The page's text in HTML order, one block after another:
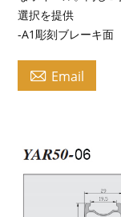
選択を提供
-A1彫刻ブレーキ面
 Email